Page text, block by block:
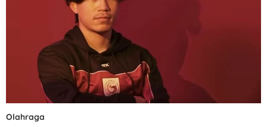
Olahraga